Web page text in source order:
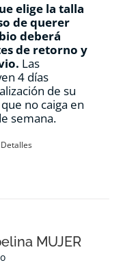
elige la talla
de querer
deberá
de retorno y
Las
4 días
de su
no caiga en
semana.
Detalles
MUJER